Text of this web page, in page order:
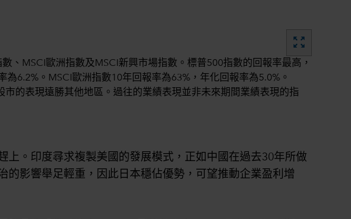
zoom_out_map
。印度尋求複製美國的發展模式，正如中國在過去30年所做
的影響舉足輕重，因此日本穩佔優勢，可望推動企業盈利增